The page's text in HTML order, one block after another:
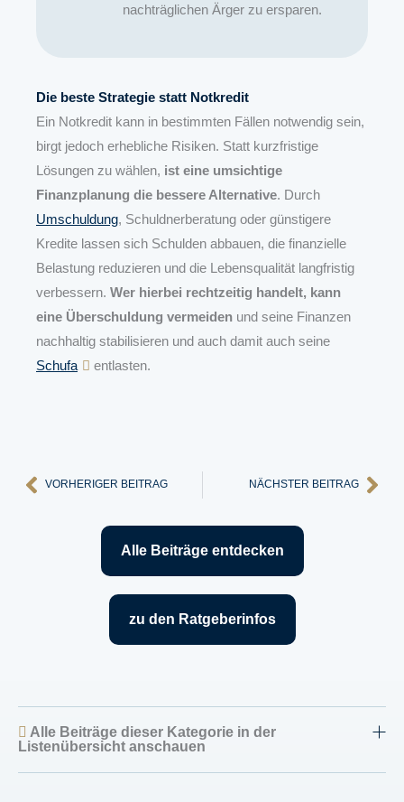
nachträglichen Ärger zu ersparen.
Die beste Strategie statt Notkredit
Ein Notkredit kann in bestimmten Fällen notwendig sein,
birgt jedoch erhebliche Risiken. Statt kurzfristige
Lösungen zu wählen, ist eine umsichtige
Finanzplanung die bessere Alternative. Durch
Umschuldung, Schuldnerberatung oder günstigere
Kredite lassen sich Schulden abbauen, die finanzielle
Belastung reduzieren und die Lebensqualität langfristig
verbessern. Wer hierbei rechtzeitig handelt, kann
eine Überschuldung vermeiden und seine Finanzen
nachhaltig stabilisieren und auch damit auch seine
Schufa
entlasten.
Zurück
VORHERIGER BEITRAG NÄCHSTER BEITRAG
Alle Beiträge entdecken
zu den Ratgeberinfos
Alle Beiträge dieser Kategorie in der
Listenübersicht anschauen